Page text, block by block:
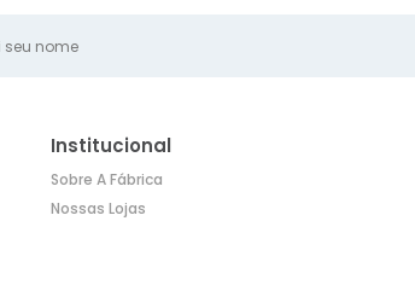
Institucional
Sobre A Fábrica
Nossas Lojas